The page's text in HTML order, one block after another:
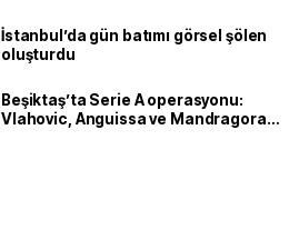
İstanbul’da gün batımı görsel şölen
oluşturdu
Beşiktaş’ta Serie A operasyonu:
Vlahovic, Anguissa ve Mandragora